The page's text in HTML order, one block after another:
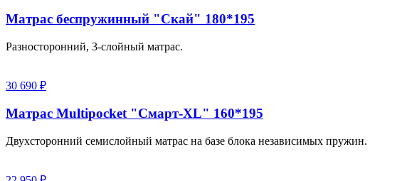
Матрас беспружинный "Скай" 180*195
Разносторонний, 3-слойный матрас.
30 690 ₽
Матрас Multipocket "Смарт-XL" 160*195
Двухсторонний семислойный матрас на базе блока независимых пружин.